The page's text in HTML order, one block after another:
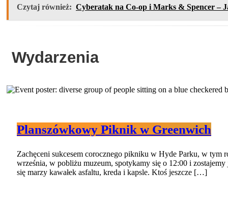
Czytaj również: Cyberatak na Co-op i Marks & Spencer –
Wydarzenia
Planszówkowy Piknik w Greenwich
Zachęceni sukcesem corocznego pikniku w Hyde Parku, w tym
września, w pobliżu muzeum, spotykamy się o 12:00 i
się marzy kawałek asfaltu, kreda i kapsle. Ktoś jeszcze […]